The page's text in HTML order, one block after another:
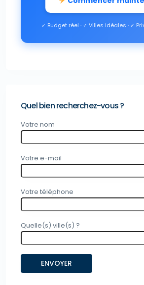
✓ Budget réel · ✓ Villes idéales · ✓
Quel bien recherchez-vous ?
Votre nom
Votre e-mail
Votre téléphone
Quelle(s) ville(s) ?